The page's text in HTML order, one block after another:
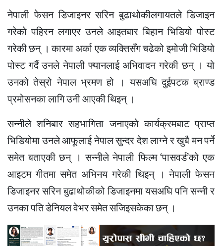
नेपाली फेसन डिजाइनर सरिन बुढाथोकीलगायतले डिजाइन
गरेको पहिरन लगाएर उनले आइतबार बिहान भिडियो पोस्ट
गरेकी छन् । कारमा अर्का एक व्यक्तिसँग चढेको इमोजी भिडियो
पोस्ट गर्दै उनले नेपाली फ्यानलाई अभिवादन गरेकी छन् । यो
उनको तेस्रो नेपाल भ्रमण हो । यसअघि दुईपटक ब्राण्ड
प्रमोसनका लागि उनी आएकी थिइन् ।
सन्नीले शनिबार सहभागिता जनाएको कार्यक्रमबाट प्राप्त
भिडियोमा उनले आफूलाई नेपाल सुन्दर देश लाग्ने र खुबै मन पर्ने
समेत बताएकी छन् । सन्नीले नेपाली फिल्म ‘पासवर्ड’को एक
आइटम गीतमा समेत अभिनय गरेकी थिइन् । नेपाली फेसन
डिजाइनर सरिन बुढाथोकीको डिजाइनमा यसअघि पनि सन्नी र
उनका पति डेनियल वेभर समेत सजिइसकेका छन् ।